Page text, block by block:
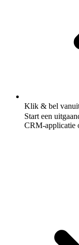
Klik & bel
Start een
CRM-applicatie